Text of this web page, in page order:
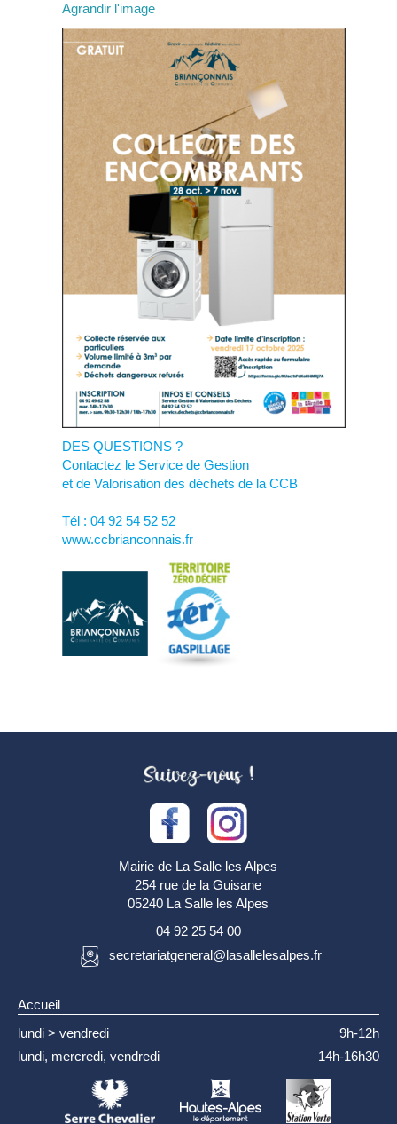
Agrandir l'image
DES QUESTIONS ?
Contactez le Service de Gestion
et de Valorisation des déchets de la CCB
Tél : 04 92 54 52 52
www.ccbrianconnais.fr
Mairie de La Salle les Alpes
254 rue de la Guisane
05240 La Salle les Alpes
04 92 25 54 00
secretariatgeneral@lasallelesalpes.fr
Accueil
lundi > vendredi
9h-12h
lundi, mercredi, vendredi
14h-16h30